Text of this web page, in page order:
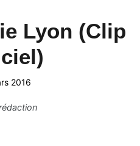
Lyon (Clip
2016